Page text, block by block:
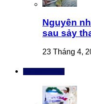
Nguyên
sau sảy
23 Tháng 4,